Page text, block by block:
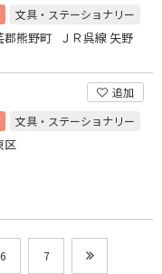
文具・ステーショナリー
郡熊野町 ＪＲ呉線 矢野
追加
文具・ステーショナリー
区
6 7